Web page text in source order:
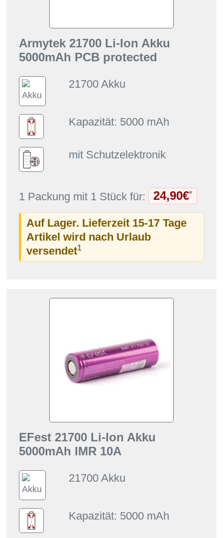
Armytek 21700 Li-Ion Akku
5000mAh PCB protected
21700 Akku
Kapazität: 5000 mAh
mit Schutzelektronik
1 Packung mit 1 Stück für: 24,90€*
Auf Lager. Lieferzeit 15-17 Tage
Artikel wird nach Urlaub
versendet1
EFest 21700 Li-Ion Akku
5000mAh IMR 10A
21700 Akku
Kapazität: 5000 mAh